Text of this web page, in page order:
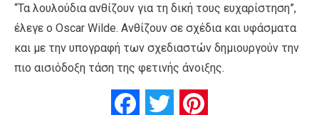
“Τα λουλούδια ανθίζουν για τη δική τους ευχαρίστηση”,
έλεγε ο Oscar Wilde. Ανθίζουν σε σχέδια και υφάσματα
και με την υπογραφή των σχεδιαστών δημιουργούν την
πιο αισιόδοξη τάση της φετινής άνοιξης.
FacebookTwitter